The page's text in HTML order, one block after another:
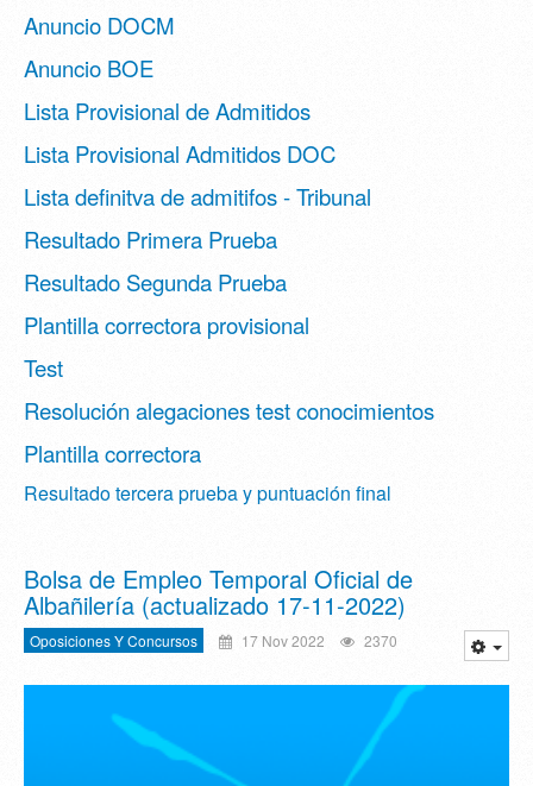
Anuncio DOCM
Anuncio BOE
Lista Provisional de Admitidos
Lista Provisional Admitidos DOC
Lista definitva de admitifos - Tribunal
Resultado Primera Prueba
Resultado Segunda Prueba
Plantilla correctora provisional
Test
Resolución alegaciones test conocimientos
Plantilla correctora
Resultado tercera prueba y puntuación final
Bolsa de Empleo Temporal Oficial de
Albañilería (actualizado 17-11-2022)
Oposiciones Y Concursos 17 Nov 2022 2370